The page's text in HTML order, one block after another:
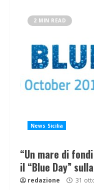
2 MIN READ
News Sicilia
“Un mare di
il “Blue Day”
redazione 31